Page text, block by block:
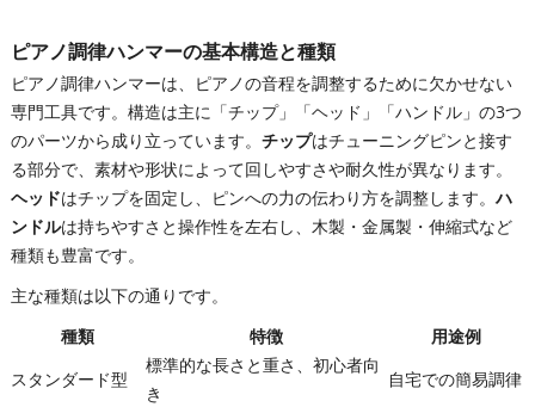
ピアノ調律ハンマーの基本構造と種類
ピアノ調律ハンマーは、ピアノの音程を調整するために欠かせない
専門工具です。構造は主に「チップ」「ヘッド」「ハンドル」の3つ
のパーツから成り立っています。 チップはチューニングピンと接す
る部分で、素材や形状によって回しやすさや耐久性が異なります。
ヘッドはチップを固定し、ピンへの力の伝わり方を調整します。ハ
ンドルは持ちやすさと操作性を左右し、木製・金属製・伸縮式など
種類も豊富です。
主な種類は以下の通りです。
種類
特徴
用途例
スタンダード型
標準的な長さと重さ、初心者向
き
自宅での簡易調律